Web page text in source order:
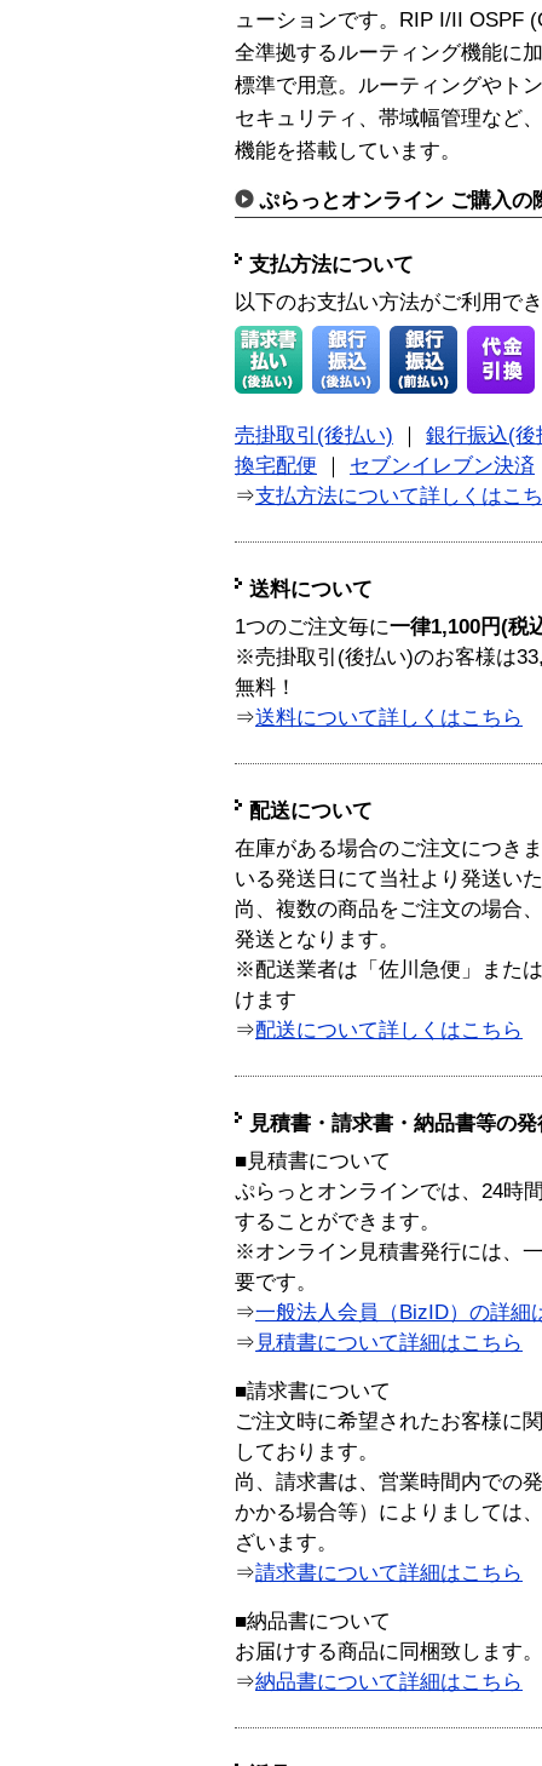
ューションです。RIP I/II OSPF
全準拠するルーティング機能に
標準で用意。ルーティングやト
セキュリティ、帯域幅管理など
機能を搭載しています。
ぷらっとオンライン ご購入の
支払方法について
以下のお支払い方法がご利用で
売掛取引(後払い)
銀行振込(後
換宅配便
セブンイレブン決済
⇒支払方法について詳しくはこ
送料について
1つのご注文毎に一律1,100円(税
※売掛取引(後払い)のお客様は
無料！
⇒送料について詳しくはこちら
配送について
在庫がある場合のご注文につき
いる発送日にて当社より発送い
尚、複数の商品をご注文の場合
発送となります。
※配送業者は「佐川急便」また
けます
⇒配送について詳しくはこちら
見積書・請求書・納品書等の
■見積書について
ぷらっとオンラインでは、24時
することができます。
※オンライン見積書発行には、
要です。
⇒一般法人会員（BizID）の詳細
⇒ 見積書について詳細はこちら
■請求書について
ご注文時に希望されたお客様に
しております。
尚、請求書は、営業時間内での
かかる場合等）によりましては
ざいます。
⇒請求書について詳細はこちら
■納品書について
お届けする商品に同梱致します。
⇒納品書について詳細はこちら